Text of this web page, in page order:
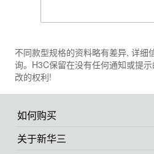
不同款型规格的资料略有差异, 详细
询。H3C保留在没有任何通知或提
改的权利!
如何购买
关于新华三